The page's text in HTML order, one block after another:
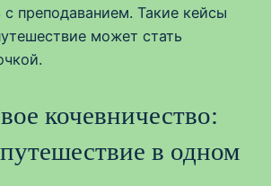
с преподаванием. Такие кейсы
может стать
кочевничество:
в одном